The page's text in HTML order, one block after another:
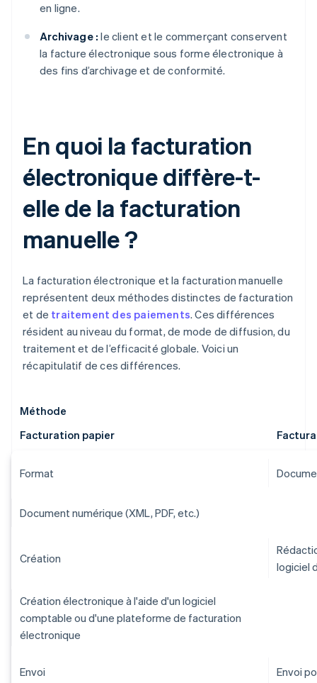
en ligne.
Archivage : le client et le commerçant conservent
la facture électronique sous forme électronique à
des fins d’archivage et de conformité.
En quoi la facturation
électronique diffère-t-
elle de la facturation
manuelle ?
La facturation électronique et la facturation manuelle
représentent deux méthodes distinctes de facturation
et de traitement des paiements. Ces différences
résident au niveau du format, de mode de diffusion, du
traitement et de l’efficacité globale. Voici un
récapitulatif de ces différences.
Méthode
Facturation papier
Format
Document numérique (XML, PDF, etc.)
Création
logiciel
Création électronique à l'aide d'un logiciel
comptable ou d'une plateforme de facturation
électronique
Envoi Envoi